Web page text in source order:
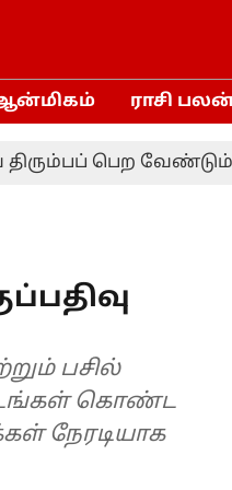
ராசி
பெற வேண்டும்!-
பசில்
இடங்கள் கொண்ட
நேரடியாக